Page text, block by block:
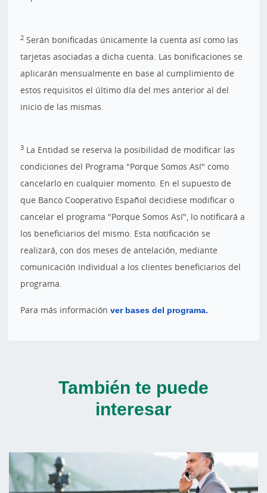
2 Serán bonificadas únicamente la cuenta así como las
tarjetas asociadas a dicha cuenta. Las bonificaciones se
aplicarán mensualmente en base al cumplimiento de
estos requisitos el último día del mes anterior al del
inicio de las mismas.
3 La Entidad se reserva la posibilidad de modificar las
condiciones del Programa "Porque Somos Así" como
cancelarlo en cualquier momento. En el supuesto de
que Banco Cooperativo Español decidiese modificar o
cancelar el programa "Porque Somos Así", lo notificará a
los beneficiarios del mismo. Esta notificación se
realizará, con dos meses de antelación, mediante
comunicación individual a los clientes beneficiarios del
programa.
Para más informaciónver bases del programa.
También te puede
interesar